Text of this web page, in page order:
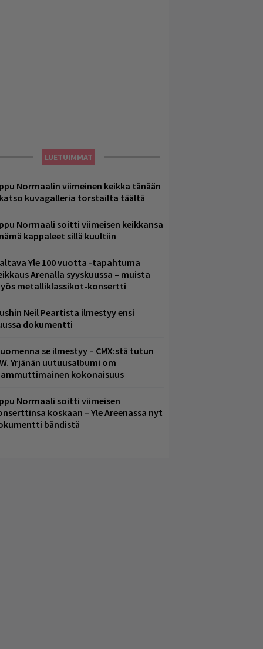
LUETUIMMAT
Normaalin viimeinen keikka tänään
kuvagalleria torstailta täältä
Normaali soitti viimeisen keikkansa
kappaleet sillä kuultiin
Yle 100 vuotta -tapahtuma
Arenalla syyskuussa – muista
metalliklassikot-konsertti
Neil Peartista ilmestyy ensi
dokumentti
se ilmestyy – CMX:stä tutun
Yrjänän uutuusalbumi om
kokonaisuus
Normaali soitti viimeisen
koskaan – Yle Areenassa nyt
bändistä